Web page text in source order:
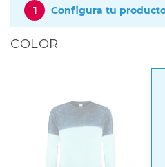
1 Configura tu
COLOR